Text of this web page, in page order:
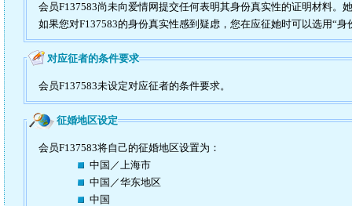
会员F137583尚未向爱情网提交任何表明其身份真实性的证明材料。
如果您对F137583的身份真实性感到疑虑，您在应征她时可以选用“身
对应征者的条件要求
会员F137583未设定对应征者的条件要求。
征婚地区设定
会员F137583将自己的征婚地区设置为：
中国／上海市
中国／华东地区
中国